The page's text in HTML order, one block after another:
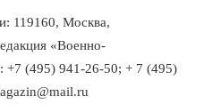
119160, Москва,
«Военно-
+7 (495) 941-26-50; + 7 (495)